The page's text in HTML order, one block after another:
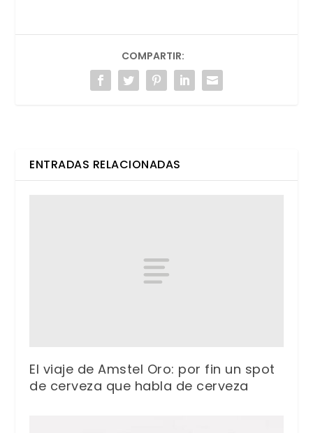
COMPARTIR:
ENTRADAS RELACIONADAS
El viaje de Amstel Oro: por fin un spot
de cerveza que habla de cerveza